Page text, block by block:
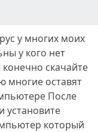
у многих моих
у кого нет
скачайте
многие оставят
После
установите
который